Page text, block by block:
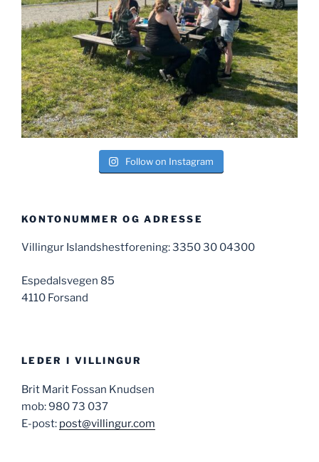
Follow on Instagram
KONTONUMMER OG ADRESSE
Villingur Islandshestforening: 3350 30 04300
Espedalsvegen 85
4110 Forsand
LEDER I VILLINGUR
Brit Marit Fossan Knudsen
mob: 980 73 037
E-post: post@villingur.com